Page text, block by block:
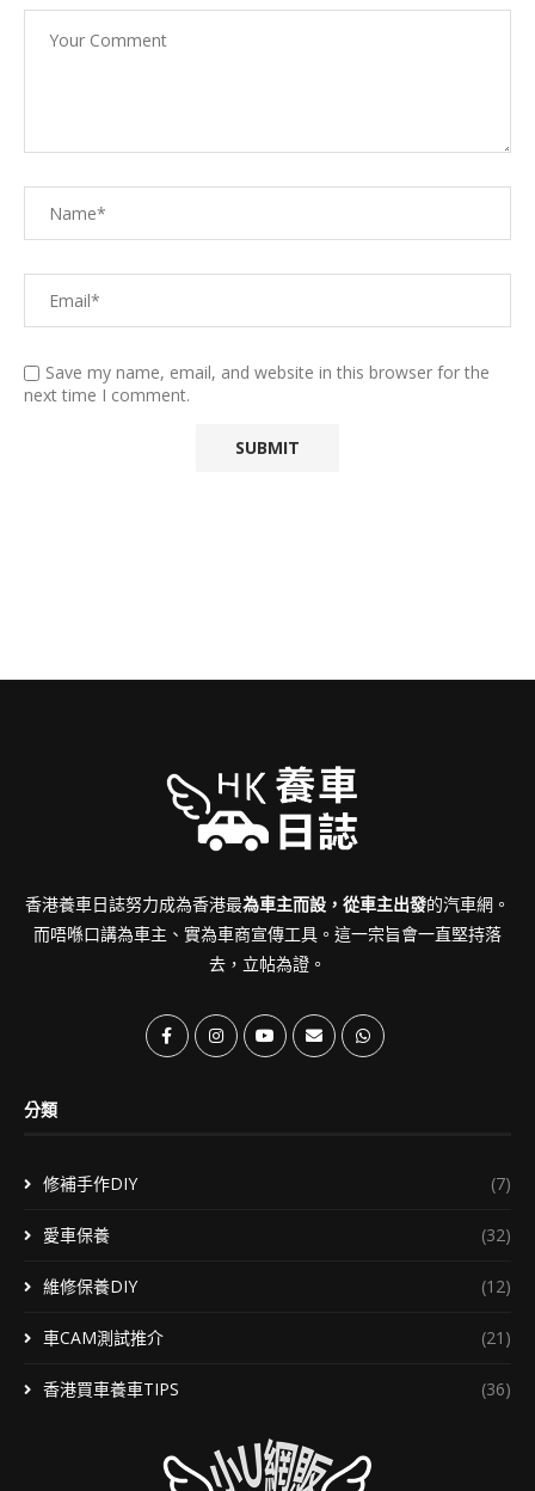
Save my name, email, and website in this browser for the
next time I comment.
香港養車日誌努力成為香港最為車主而設，從車主出發的汽車網。
而唔喺口講為車主、實為車商宣傳工具。這一宗旨會一直堅持落
去，立帖為證。
分類
修補手作DIY (7)
愛車保養 (32)
維修保養DIY (12)
車CAM測試推介 (21)
香港買車養車TIPS (36)